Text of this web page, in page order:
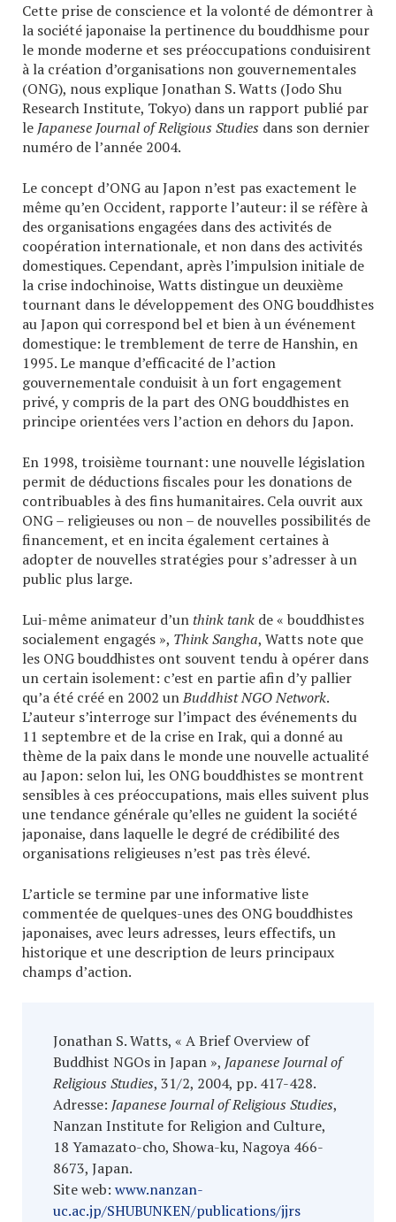
Cette prise de conscience et la volonté de démontrer à
la société japonaise la pertinence du bouddhisme pour
le monde moderne et ses préoccupations conduisirent
à la création d’organisations non gouvernementales
(ONG), nous explique Jonathan S. Watts (Jodo Shu
Research Institute, Tokyo) dans un rapport publié par
le Japanese Journal of Religious Studies dans son dernier
numéro de l’année 2004.
Le concept d’ONG au Japon n’est pas exactement le
même qu’en Occident, rapporte l’auteur: il se réfère à
des organisations engagées dans des activités de
coopération internationale, et non dans des activités
domestiques. Cependant, après l’impulsion initiale de
la crise indochinoise, Watts distingue un deuxième
tournant dans le développement des ONG bouddhistes
au Japon qui correspond bel et bien à un événement
domestique: le tremblement de terre de Hanshin, en
1995. Le manque d’efficacité de l’action
gouvernementale conduisit à un fort engagement
privé, y compris de la part des ONG bouddhistes en
principe orientées vers l’action en dehors du Japon.
En 1998, troisième tournant: une nouvelle législation
permit de déductions fiscales pour les donations de
contribuables à des fins humanitaires. Cela ouvrit aux
ONG – religieuses ou non – de nouvelles possibilités de
financement, et en incita également certaines à
adopter de nouvelles stratégies pour s’adresser à un
public plus large.
Lui-même animateur d’un think tank de « bouddhistes
socialement engagés », Think Sangha, Watts note que
les ONG bouddhistes ont souvent tendu à opérer dans
un certain isolement: c’est en partie afin d’y pallier
qu’a été créé en 2002 unBuddhist NGO Network.
L’auteur s’interroge sur l’impact des événements du
11 septembre et de la crise en Irak, qui a donné au
thème de la paix dans le monde une nouvelle actualité
au Japon: selon lui, les ONG bouddhistes se montrent
sensibles à ces préoccupations, mais elles suivent plus
une tendance générale qu’elles ne guident la société
japonaise, dans laquelle le degré de crédibilité des
organisations religieuses n’est pas très élevé.
L’article se termine par une informative liste
commentée de quelques-unes des ONG bouddhistes
japonaises, avec leurs adresses, leurs effectifs, un
historique et une description de leurs principaux
champs d’action.
Jonathan S. Watts, « A Brief Overview of
Buddhist NGOs in Japan », Japanese Journal of
Religious Studies, 31/2, 2004, pp. 417-428.
Adresse: Japanese Journal of Religious Studies,
Nanzan Institute for Religion and Culture,
18 Yamazato-cho, Showa-ku, Nagoya 466-
8673, Japan.
Site web: www.nanzan-
uc.ac.jp/SHUBUNKEN/publications/jjrs